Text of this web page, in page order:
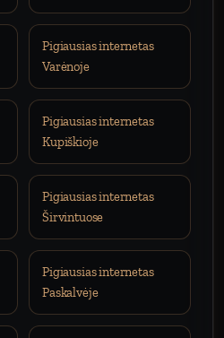
Pigiausias internetas
Varėnoje
Pigiausias internetas
Kupiškioje
Pigiausias internetas
Širvintuose
Pigiausias internetas
Paskalvėje